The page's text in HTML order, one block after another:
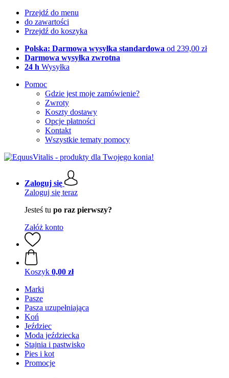
Przejdź do menu
do zawartości
Przejdź do koszyka
Polska: Darmowa wysyłka standardowa od 239,00 zł
Darmowa wysyłka zwrotna
24 h Wysyłka
Pomoc
Gdzie jest moje zamówienie?
Zwroty
Koszty dostawy
Opcje płatności
Kontakt
Wszystkie tematy pomocy
Zaloguj się
Zaloguj się teraz
Jesteś tu po raz pierwszy?
Załóż konto
Koszyk 0,00 zł
Marki
Pasze
Pasza uzupełniająca
Koń
Jeździec
Moda jeździecka
Stajnia i pastwisko
Pies i kot
Promocje